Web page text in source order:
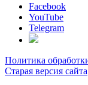
Facebook
YouTube
Telegram
Политика
Старая версия сайта